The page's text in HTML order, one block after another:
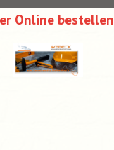
Online bestellen